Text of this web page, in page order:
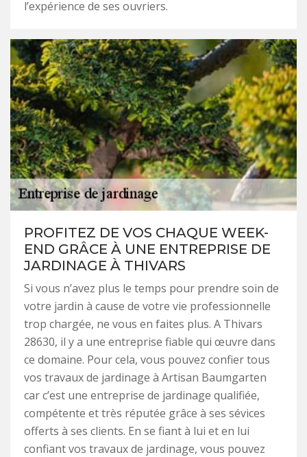
l’expérience de ses ouvriers.
PROFITEZ DE VOS CHAQUE WEEK-
END GRÂCE À UNE ENTREPRISE DE
JARDINAGE À THIVARS
Si vous n’avez plus le temps pour prendre soin de
votre jardin à cause de votre vie professionnelle
trop chargée, ne vous en faites plus. A Thivars
28630, il y a une entreprise fiable qui œuvre dans
ce domaine. Pour cela, vous pouvez confier tous
vos travaux de jardinage à Artisan Baumgarten
car c’est une entreprise de jardinage qualifiée,
compétente et très réputée grâce à ses sévices
offerts à ses clients. En se fiant à lui et en lui
confiant vos travaux de jardinage, vous pouvez